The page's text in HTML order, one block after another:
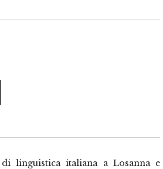
linguistica italiana a Losanna e